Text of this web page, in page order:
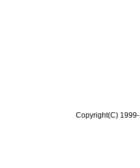
Copyright(C)